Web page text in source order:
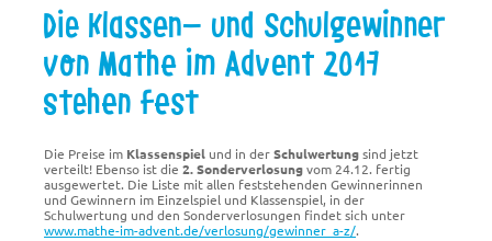
Die Klassen- und Schulgewinner
von Mathe im Advent 2017
stehen fest
Die Preise im Klassenspiel und in derSchulwertungsind jetzt
verteilt! Ebenso ist die 2. Sonderverlosungvom 24.12. fertig
ausgewertet. Die Liste mit allen feststehenden Gewinnerinnen
und Gewinnern im Einzelspiel und Klassenspiel, in der
Schulwertung und den Sonderverlosungen findet sich unter
www.mathe-im-advent.de/verlosung/gewinner_a-z/.